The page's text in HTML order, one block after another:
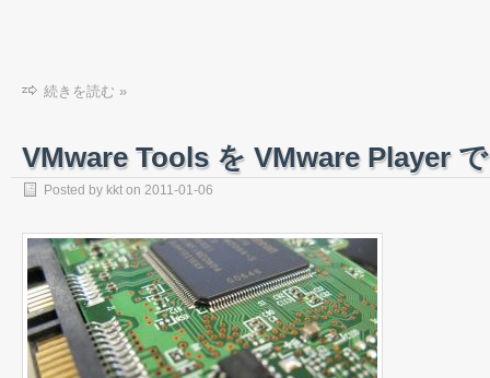
続きを読む »
VMware Tools を VMware Player
Posted by kkt on 2011-01-06